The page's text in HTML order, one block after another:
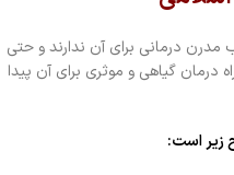
درمانی برای آن ندارند و حتی
درمان گیاهی و موثری برای آن پیدا